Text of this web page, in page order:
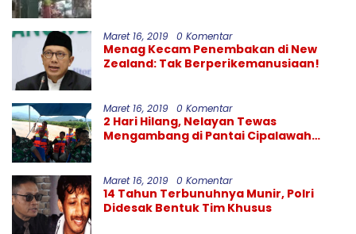
Maret 16, 2019 0 Komentar
Menag Kecam Penembakan di New
Zealand: Tak Berperikemanusiaan!
Maret 16, 2019 0 Komentar
2 Hari Hilang, Nelayan Tewas
Mengambang di Pantai Cipalawah
Maret 16, 2019 0 Komentar
14 Tahun Terbunuhnya Munir, Polri
Didesak Bentuk Tim Khusus